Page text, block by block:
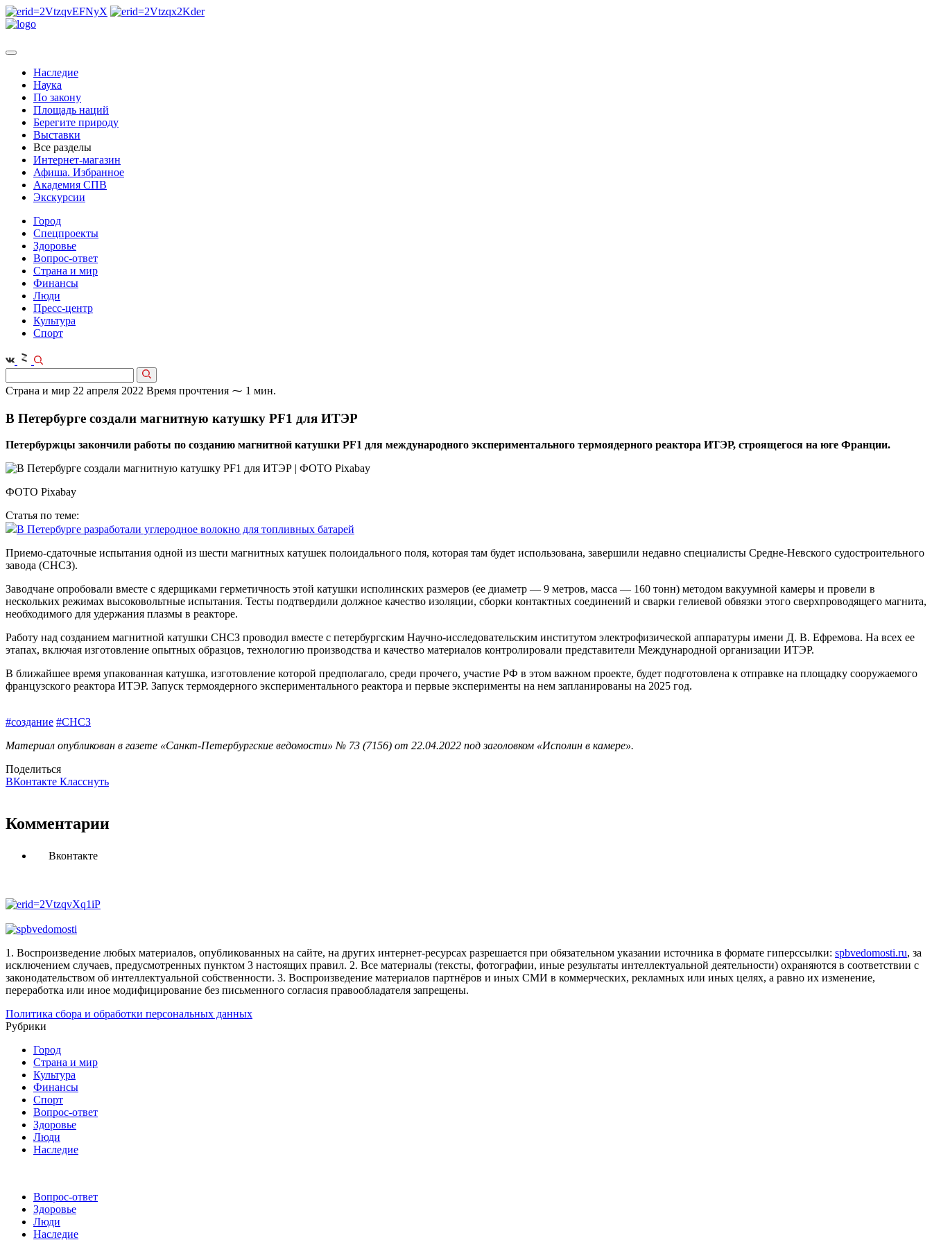
Наследие
Наука
По закону
Площадь наций
Берегите природу
Выставки
Все разделы
Интернет-магазин
Афиша. Избранное
Академия СПВ
Экскурсии
Город
Спецпроекты
Здоровье
Вопрос-ответ
Страна и мир
Финансы
Люди
Пресс-центр
Культура
Спорт
Страна и мир 22 апреля 2022 Время прочтения ⁓ 1 мин.
В Петербурге создали магнитную катушку PF1 для ИТЭР
Петербуржцы закончили работы по созданию магнитной катушки PF1 для международного экспериментального термоядерного реактора ИТЭР, строящегося на юге Франции.
ФОТО Pixabay
Статья по теме:
В Петербурге разработали углеродное волокно для топливных батарей
Приемо-сдаточные испытания одной из шести магнитных катушек полоидального поля, которая там будет использована, завершили недавно специалисты Средне-Нев­ского судостроительного
завода (СНСЗ).
Заводчане опробовали вместе с ядерщиками герметичность этой катушки исполинских размеров (ее диаметр — 9 метров, масса — 160 тонн) методом вакуумной камеры и провели в
нескольких режимах высоковольтные испытания. Тесты подтвердили должное качество изоляции, сборки контактных соединений и сварки гелиевой обвязки этого сверхпроводящего магнита,
необходимого для удержания плазмы в реакторе.
Работу над созданием магнитной катушки СНСЗ проводил вместе с петербургским Научно-исследовательским институтом электрофизической аппаратуры имени Д. В. Ефремова. На всех ее
этапах, включая изготовление опытных образцов, технологию производства и качест­во материалов контролировали представители Международной организации ИТЭР.
В ближайшее время упакованная катушка, изготовление которой предполагало, среди прочего, учас­тие РФ в этом важном проекте, будет подготовлена к отправке на площадку сооружаемого
французского реактора ИТЭР. Запуск термоядерного экспериментального реактора и первые эксперименты на нем запланированы на 2025 год.
#создание #СНСЗ
Материал опубликован в газете «Санкт-Петербургские ведомости» № 73 (7156) от 22.04.2022 под заголовком «Исполин в камере».
Поделиться
ВКонтакте Класснуть
Комментарии
Вконтакте
1. Воспроизведение любых материалов, опубликованных на сайте, на других интернет-ресурсах разрешается при обязательном указании источника в формате гиперссылки: spbvedomosti.ru, за
исключением случаев, предусмотренных пунктом 3 настоящих правил. 2. Все материалы (тексты, фотографии, иные результаты интеллектуальной деятельности) охраняются в соответствии с
законодательством об интеллектуальной собственности. 3. Воспроизведение материалов партнёров и иных СМИ в коммерческих, рекламных или иных целях, а равно их изменение,
переработка или иное модифицирование без письменного согласия правообладателя запрещены.
Политика сбора и обработки персональных данных
Рубрики
Город
Страна и мир
Культура
Финансы
Спорт
Вопрос-ответ
Здоровье
Люди
Наследие
Вопрос-ответ
Здоровье
Люди
Наследие